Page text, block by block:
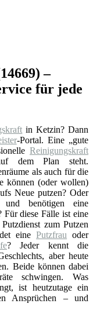
–
für jede
in Ketzin? Dann
-Portal. Eine „gute
Reinigungskraft
dem Plan steht.
als auch für die
können (oder wollen)
Neue putzen? Oder
benötigen eine
Für diese Fälle ist eine
zum Putzen
einePutzfrau oder
? Jeder kennt die
aber heute
Beide können dabei
schwingen. Was
ist heutzutage ein
Ansprüchen – und